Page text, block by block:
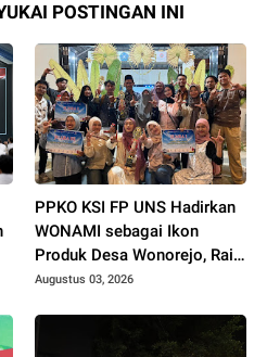
POSTINGAN INI
PPKO KSI FP UNS Hadirkan
WONAMI sebagai Ikon
Produk Desa Wonorejo, Raih
Tiga Penghargaan di
2026
Augustus 03, 2026